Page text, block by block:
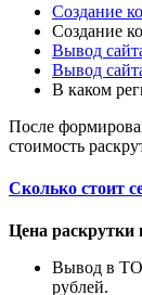
Создание
Создание
Вывод
Вывод
В каком
После
стоимость
Сколько стоит
Цена раскрутки
Вывод в
рублей.